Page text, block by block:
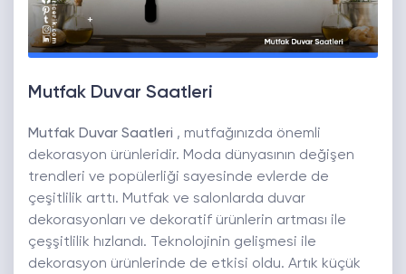
Mutfak Duvar Saatleri
Mutfak Duvar Saatleri , mutfağınızda önemli
dekorasyon ürünleridir. Moda dünyasının değişen
trendleri ve popülerliği sayesinde evlerde de
çeşitlilik arttı. Mutfak ve salonlarda duvar
dekorasyonları ve dekoratif ürünlerin artması ile
çeşşitlilik hızlandı. Teknolojinin gelişmesi ile
dekorasyon ürünlerinde de etkisi oldu. Artık küçük